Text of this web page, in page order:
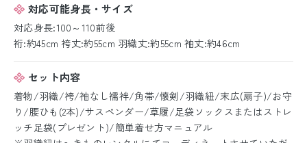
対応可能身長・サイズ
対応身長:100～110前後
裄:約45cm 袴丈:約55cm 羽織丈:約55cm 袖丈:約46cm
セット内容
着物/羽織/袴/袖なし襦袢/角帯/懐剣/羽織紐/末広(扇子)/お守
り/腰ひも(2本)/サスペンダー/草履/足袋ソックスまたはストレ
ッチ足袋(プレゼント)/簡単着せ方マニュアル